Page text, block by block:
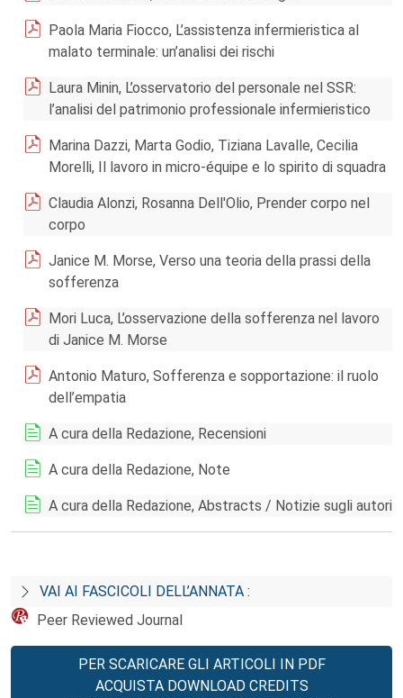
Paola Maria Fiocco, L’assistenza infermieristica al
malato terminale: un’analisi dei rischi
Laura Minin, L’osservatorio del personale nel SSR:
l’analisi del patrimonio professionale infermieristico
Marina Dazzi, Marta Godio, Tiziana Lavalle, Cecilia
Morelli, Il lavoro in micro-équipe e lo spirito di squadra
Claudia Alonzi, Rosanna Dell'Olio, Prender corpo nel
corpo
Janice M. Morse, Verso una teoria della prassi della
sofferenza
Mori Luca, L’osservazione della sofferenza nel lavoro
di Janice M. Morse
Antonio Maturo, Sofferenza e sopportazione: il ruolo
dell’empatia
A cura della Redazione, Recensioni
A cura della Redazione, Note
A cura della Redazione, Abstracts / Notizie sugli autori
VAI AI FASCICOLI DELL’ANNATA :
Peer Reviewed Journal
PER SCARICARE GLI ARTICOLI IN PDF
ACQUISTA DOWNLOAD CREDITS